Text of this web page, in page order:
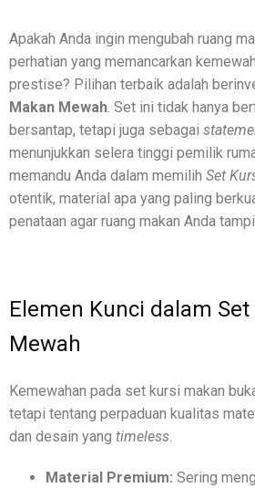
Apakah Anda ingin mengubah ruang
perhatian yang memancarkan
prestise? Pilihan terbaik adalah
Makan Mewah. Set ini tidak hanya
bersantap, tetapi juga sebagai
menunjukkan selera tinggi pemilik
memandu Anda dalam memilih Set
otentik, material apa yang paling
penataan agar ruang makan Anda
Elemen Kunci dalam
Mewah
Kemewahan pada set kursi makan
tetapi tentang perpaduan kualitas
dan desain yang timeless.
Material Premium: Sering